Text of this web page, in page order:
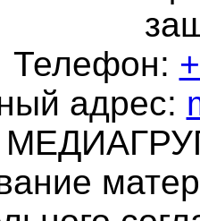
Телефон:
адрес: